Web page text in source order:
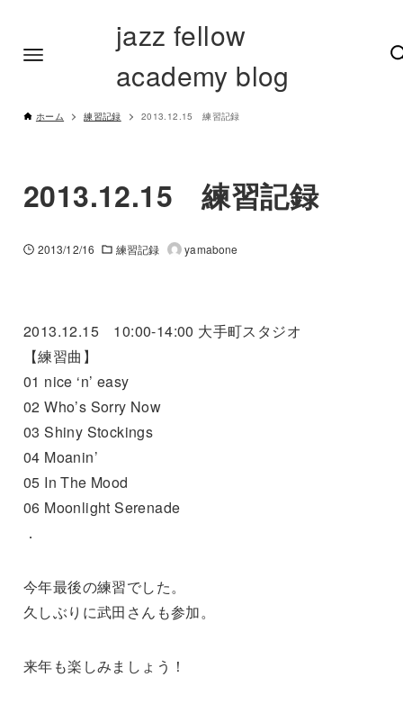
jazz fellow
academy blog
ホーム 練習記録 2013.12.15 練習記録
2013.12.15 練習記録
2013/12/16 練習記録 yamabone
2013.12.15 10:00-14:00 大手町スタジオ
【練習曲】
01 nice ‘n’ easy
02 Who’s Sorry Now
03 Shiny Stockings
04 Moanin’
05 In The Mood
06 Moonlight Serenade
．
今年最後の練習でした。
久しぶりに武田さんも参加。
来年も楽しみましょう！